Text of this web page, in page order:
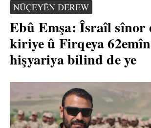
NÛÇEYÊN DEREW
Ebû Emşa: Îsraîl sînor
kiriye û Firqeya
hişyariya bilind de ye